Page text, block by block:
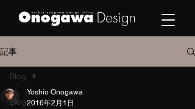
記事
Blog
Blog
Yoshio Onogawa
2016年2月1日